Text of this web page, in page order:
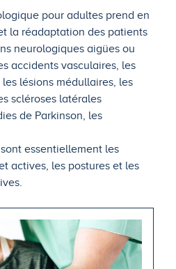
pour adultes prend en
la réadaptation des patients
neurologiques aigües ou
accidents vasculaires, les
lésions médullaires, les
scléroses latérales
de Parkinson, les
essentiellement les
actives, les postures et les